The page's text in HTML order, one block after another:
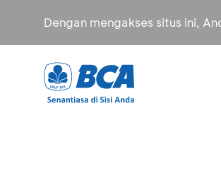
Dengan mengakses situs ini,